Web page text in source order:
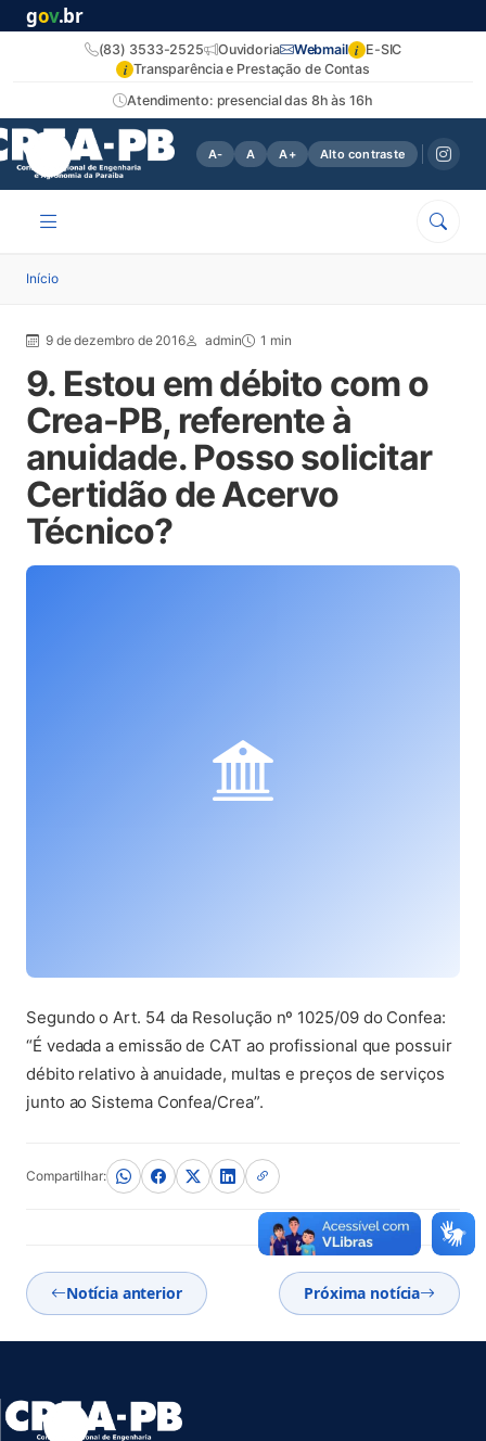
gov.br
Atendimento: presencial das 8h às 16h
(83) 3533-2525 Ouvidoria Webmail i E-SIC
i Transparência e Prestação de Contas
A- A A+ Alto contraste
Início
9 de dezembro de 2016 admin 1 min
9. Estou em débito com o
Crea-PB, referente à
anuidade. Posso solicitar
Certidão de Acervo
Técnico?
Segundo o Art. 54 da Resolução nº 1025/09 do Confea:
“É vedada a emissão de CAT ao profissional que possuir
débito relativo à anuidade, multas e preços de serviços
junto ao Sistema Confea/Crea”.
Compartilhar:
Notícia anterior Próxima notícia